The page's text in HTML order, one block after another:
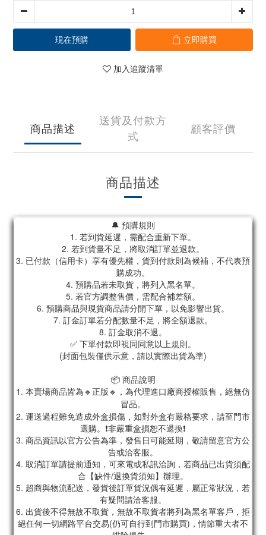
現在預購 立即購買
加入追蹤清單
商品描述
送貨及付款方
式
顧客評價
商品描述
🔔 預購規則
1. 若到貨延遲，需配合重新下單。
2. 若到貨量不足，將取消訂單並退款。
3. 已付款（信用卡）享有優先權，貨到付款則為候補，不代表預
購成功。
4. 預購品若未取貨，將列入黑名單。
5. 若官方調整售價，需配合補差額。
6. 預購商品與現貨商品請分開下單，以免影響出貨。
7. 訂金訂單若分配數量不足，將全額退款。
8. 訂金取消不退。
✅ 下單付款即視同同意以上規則。
(封面包裝僅供示意，請以實際出貨為準)
📦 商品說明
1. 本賣場商品皆為🔸正版🔸，為代理進口廠商授權販售，絕無仿
冒品。
2. 運送過程難免造成外盒損傷，如對外盒有嚴格要求，請至門市
選購。❗非嚴重盒損恕不退換❗
3. 商品資訊以官方公告為準，發售日可能延期，敬請留意官方公
告或洽客服。
4. 取消訂單請提前通知，可來電或私訊洽詢，若商品已出貨須配
合【缺件/退換貨須知】辦理。
5. 超商與物流配送，發貨後訂單貨況偶有延遲，屬正常狀況，若
有疑問請洽客服。
6. 出貨後不得無故不取貨，無故不取貨者將列為黑名單客戶，拒
絕任何一切網路平台交易(仍可自行到門市購買)，情節重大者不